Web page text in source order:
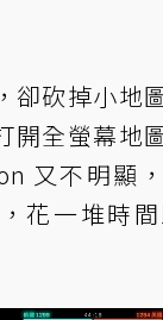
卻砍掉小地
開全螢幕地
又不明顯
花一堆時